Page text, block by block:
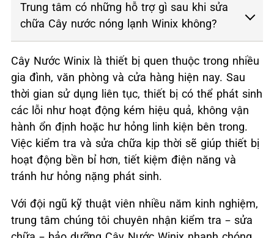
Trung tâm có những hỗ trợ gì sau khi sửa
chữa Cây nước nóng lạnh Winix không?
Cây Nước Winix là thiết bị quen thuộc trong nhiều
gia đình, văn phòng và cửa hàng hiện nay. Sau
thời gian sử dụng liên tục, thiết bị có thể phát sinh
các lỗi như hoạt động kém hiệu quả, không vận
hành ổn định hoặc hư hỏng linh kiện bên trong.
Việc kiểm tra và sửa chữa kịp thời sẽ giúp thiết bị
hoạt động bền bỉ hơn, tiết kiệm điện năng và
tránh hư hỏng nặng phát sinh.
Với đội ngũ kỹ thuật viên nhiều năm kinh nghiệm,
trung tâm chúng tôi chuyên nhận kiểm tra – sửa